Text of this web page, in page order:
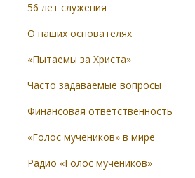
56 лет служения
О наших основателях
«Пытаемы за Христа»
Часто задаваемые вопросы
Финансовая ответственность
«Голос мучеников» в мире
Радио «Голос мучеников»